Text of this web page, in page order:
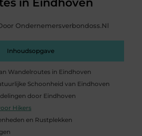
Ondernemersverbondoss.nl
Inhoudsopgave
Wandelroutes in Eindhoven
Schoonheid van Eindhoven
door Eindhoven
Hikers
en Rustplekken